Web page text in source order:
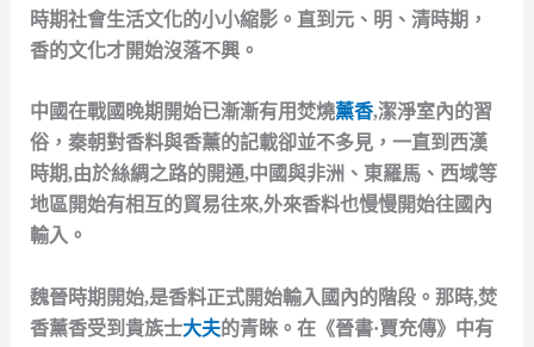
時期社會生活文化的小小縮影。直到元、明、清時期，
香的文化才開始沒落不興。
中國在戰國晚期開始已漸漸有用焚燒薰香,潔淨室內的習
俗，秦朝對香料與香薰的記載卻並不多見，一直到西漢
時期,由於絲綢之路的開通,中國與非洲、東羅馬、西域等
地區開始有相互的貿易往來,外來香料也慢慢開始往國內
輸入。
魏晉時期開始,是香料正式開始輸入國內的階段。那時,焚
香薰香受到貴族士大夫的青睞。在《晉書·賈充傳》中有